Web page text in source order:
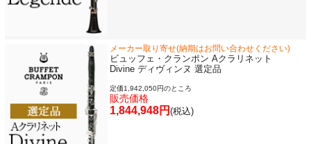
メーカー取り寄せ(納期はお問い合わせください)
ビュッフェ・クランポン Aクラリネット
Divine ディヴィンヌ 選定品
定価1,942,050円のところ
販売価格
1,844,948円 (税込)